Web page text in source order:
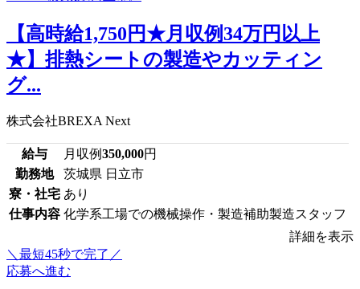
【高時給1,750円★月収例34万円以上
★】排熱シートの製造やカッティン
グ...
株式会社BREXA Next
給与 月収例350,000円
勤務地
茨城県 日立市
寮・社宅 あり
仕事内容 化学系工場での機械操作・製造補助製造スタッフ
詳細を表示
＼最短45秒で完了／
応募へ進む